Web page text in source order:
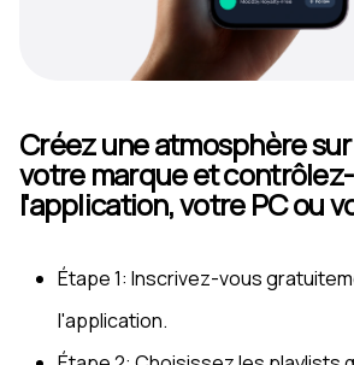
Créez une atmosphère
votre marque et
l'application, votre PC ou
Étape 1: Inscrivez-vous
l'application.